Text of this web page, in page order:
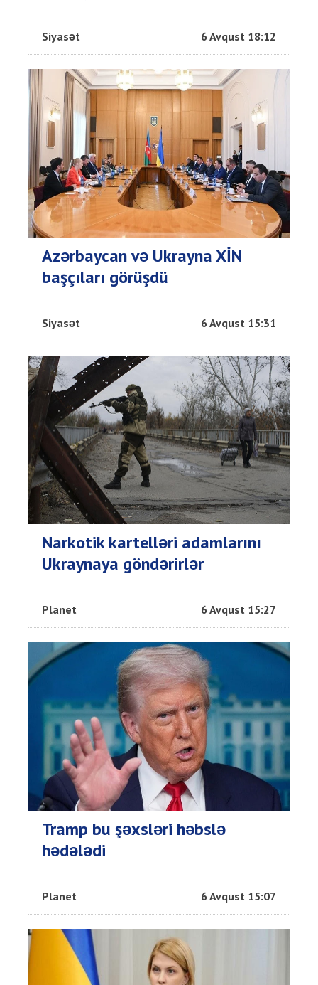
Siyasət 6 Avqust 18:12
Azərbaycan və Ukrayna XİN
başçıları görüşdü
Siyasət 6 Avqust 15:31
Narkotik kartelləri adamlarını
Ukraynaya göndərirlər
Planet 6 Avqust 15:27
Tramp bu şəxsləri həbslə
hədələdi
Planet 6 Avqust 15:07